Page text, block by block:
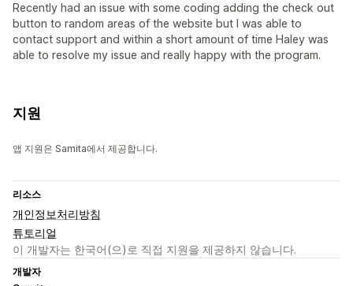
Recently had an issue with some coding adding the check out
button to random areas of the website but I was able to
contact support and within a short amount of time Haley was
able to resolve my issue and really happy with the program.
지원
앱 지원은 Samita에서 제공합니다.
리소스
개인정보처리방침
튜토리얼
이 개발자는 한국어(으)로 직접 지원을 제공하지 않습니다.
개발자